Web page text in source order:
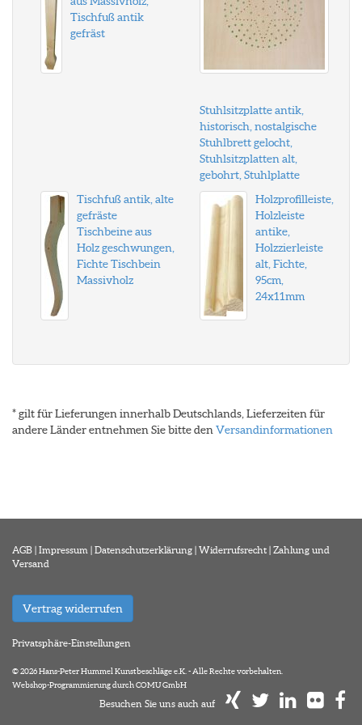
Tischfuß antik
gefräst
Stuhlsitzplatte antik,
historisch, nostalgische
Stuhlbrett gelocht,
Stuhlsitzplatten alt,
gebohrt, Stuhlplatte
Tischfuß antik, alte
gefräste
Tischbeine aus
Holz geschwungen,
Fichte Tischbein
Massivholz
Holzprofilleiste,
Holzleiste
antike,
Holzzierleiste
alt, Fichte,
95cm,
24x11mm
* gilt für Lieferungen innerhalb Deutschlands, Lieferzeiten für
andere Länder entnehmen Sie bitte den Versandinformationen
AGB | Impressum | Datenschutzerklärung | Widerrufsrecht | Zahlung und
Versand
Vertrag widerrufen
Privatsphäre-Einstellungen
© 2026 Hans-Peter Hummel Kunstbeschläge e.K. - Alle Rechte vorbehalten.
Webshop-Programmierung durch COMU GmbH
Besuchen Sie uns auch auf